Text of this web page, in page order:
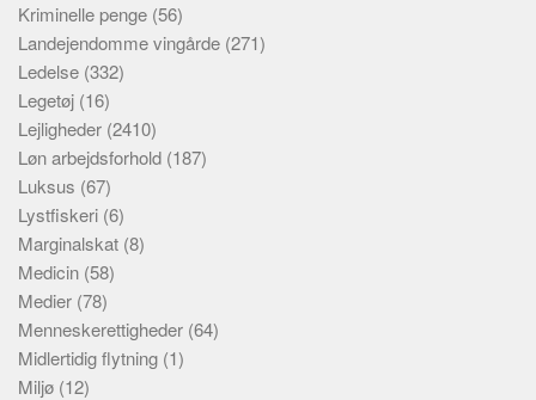
Kriminelle penge (56)
Landejendomme vingårde (271)
Ledelse (332)
Legetøj (16)
Lejligheder (2410)
Løn arbejdsforhold (187)
Luksus (67)
Lystfiskeri (6)
Marginalskat (8)
Medicin (58)
Medier (78)
Menneskerettigheder (64)
Midlertidig flytning (1)
Miljø (12)